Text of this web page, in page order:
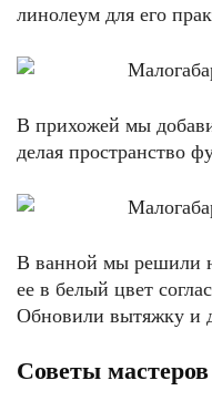
линолеум для его
В прихожей мы
делая пространство
В ванной мы решили
ее в белый цвет
Обновили вытяжку и
Советы мастеров